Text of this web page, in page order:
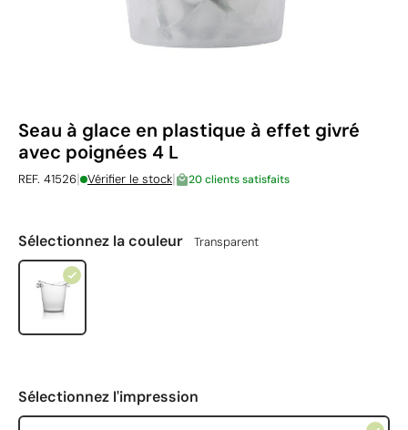
Seau à glace en plastique à effet givré
avec poignées 4 L
REF. 41526| Vérifier le stock| 20 clients satisfaits
Sélectionnez la couleur Transparent
Sélectionnez l'impression